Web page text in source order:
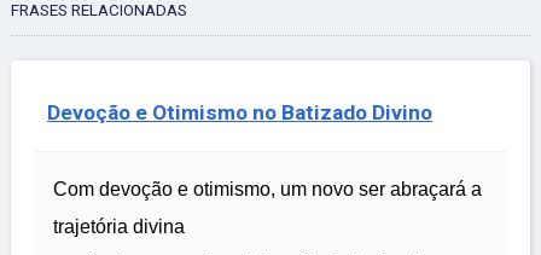
FRASES RELACIONADAS
Devoção e Otimismo no Batizado Divino
Com devoção e otimismo, um novo ser abraçará a
trajetória divina